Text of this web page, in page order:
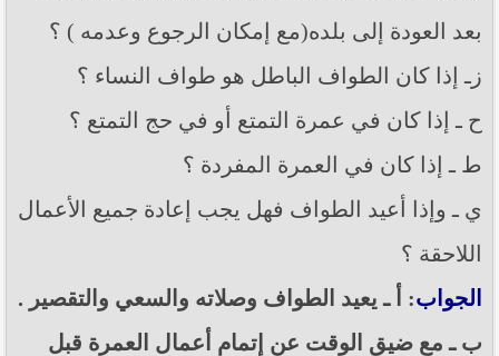
بعد العودة إلى بلده(مع إمكان الرجوع وعدمه ) ؟
زـ إذا كان الطواف الباطل هو طواف النساء ؟
ح ـ إذا كان في عمرة التمتع أو في حج التمتع ؟
ط ـ‌ إذا كان في العمرة المفردة ؟
ي ـ وإذا أعيد الطواف فهل يجب إعادة جميع الأعمال
اللاحقة ؟
الجواب: أ ـ يعيد الطواف وصلاته والسعي والتقصير .
ب ـ مع ضيق الوقت عن إتمام أعمال العمرة قبل